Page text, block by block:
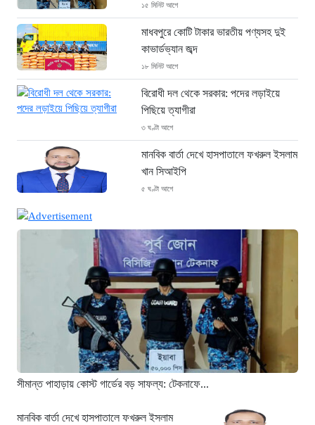
১৫ মিনিট আগে
মাধবপুরে কোটি টাকার ভারতীয় পণ্যসহ দুই
কাভার্ডভ্যান জব্দ
১৮ মিনিট আগে
বিরোধী দল থেকে সরকার: পদের লড়াইয়ে
পিছিয়ে ত্যাগীরা
৩ ঘণ্টা আগে
মানবিক বার্তা দেখে হাসপাতালে ফখরুল ইসলাম
খান সিআইপি
৫ ঘণ্টা আগে
গ্রেপ্তার
৫ ঘণ্টা আগে
দৈনিক ৫শ টাকা মজুরীর দাবীতে বড়লেখায় চা
শ্রমিকদের গণবিক্ষোভ
৫ ঘণ্টা আগে
গ্রিসের উপকূলে ১৬৮ অভিবাসী উদ্ধার:
ভেতরে ৭২ বাংলাদেশি
৬ ঘণ্টা আগে
রাখা হয়: চিফ প্রসিকিউটর”
সীমান্ত পাহাড়ায় কোস্ট গার্ডের বড় সাফল্য: টেকনাফে...
মানবিক বার্তা দেখে হাসপাতালে ফখরুল ইসলাম